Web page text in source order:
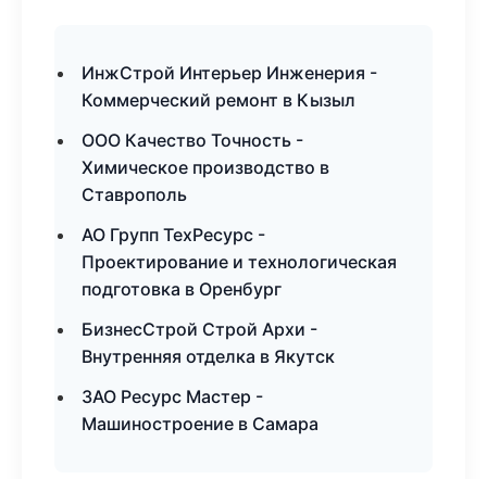
ИнжСтрой Интерьер Инженерия -
Коммерческий ремонт в Кызыл
ООО Качество Точность -
Химическое производство в
Ставрополь
АО Групп ТехРесурс -
Проектирование и технологическая
подготовка в Оренбург
БизнесСтрой Строй Архи -
Внутренняя отделка в Якутск
ЗАО Ресурс Мастер -
Машиностроение в Самара